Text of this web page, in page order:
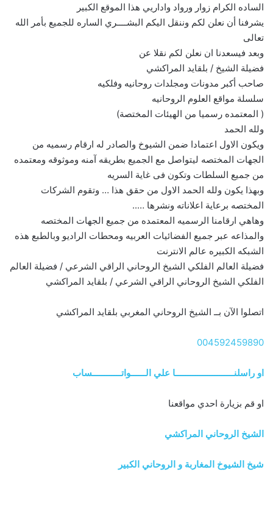
الساده الكرام زوار ورواد واداريي هذا الموقع الكبير
يشرفنا أن نعلن لكم وننقل اليكم البشــــري الساره للجميع بأمر الله
تعالى
وبعد فيسعدنا ان نعلن لكم نقلا عن
فضيلة الشيخ / بلقايد المراكشي
صاحب أكبر مدونات ومجلدات روحانيه وفلكيه
سلسلة مواقع العلوم الروحانيه
( المعتمده رسميا من الهيئات المختصة)
ولله الحمد
ويكون الاول اعتمادا ضمن الشيوخ والصادر له ارقام رسميه من
الجهات المختصه ليتواصل مع الجميع بطريقه آمنه وموثوقه ومعتمده
من جميع السلطات وتكون فى غاية السريه
وبهذا يكون ولله الحمد الاول من حقق هذا … وتقوم الشركات
المختصه برعاية اعلاناته ونشرها …..
وهاهي ارقامنا الرسميه المعتمده من جميع الجهات المختصه
والمذاعه عبر جميع الفضائيات العربيه ومحطات الراديو وبالطبع هذه
الشبكه الكبيره عالم الانترنت
فضيلة العالم الفلكي الشيخ الروحاني الراقي الشرعي / فضيلة العالم
الفلكي الشيخ الروحاني الراقي الشرعي / بلقايد المراكشي
اتصلوا الآن بــ الشيخ الروحاني المغربي بلقايد المراكشي
004592459890
او راسلنــــــــــــــــــــــــا علي الــــــواتــــــــــــساب
او قم بزيارة احدي مواقعنا
الشيخ الروحاني المراكشي
شيخ الشيوخ المغاربة و الروحاني الكبير